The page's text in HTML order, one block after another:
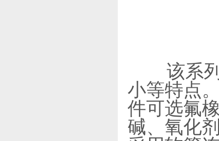
该系列
小等特点
件可选氟
碱、氧化